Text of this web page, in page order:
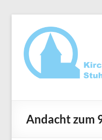
springen
luth.
Andacht zum